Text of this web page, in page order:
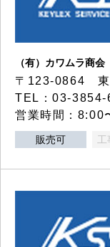
（有）カワムラ商会
〒123-0864 東
TEL：03-
営業時間：8:00
販売可 工